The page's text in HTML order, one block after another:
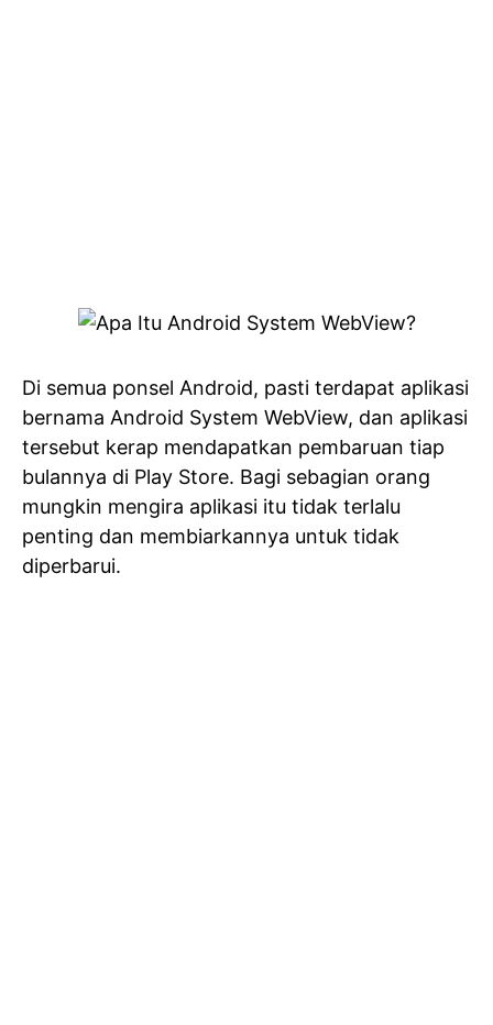
Di semua ponsel Android, pasti terdapat aplikasi
bernama Android System WebView, dan aplikasi
tersebut kerap mendapatkan pembaruan tiap
bulannya di Play Store. Bagi sebagian orang
mungkin mengira aplikasi itu tidak terlalu
penting dan membiarkannya untuk tidak
diperbarui.